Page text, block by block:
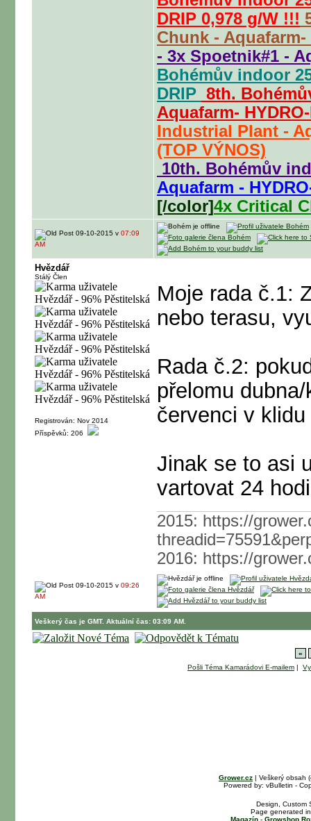
DRIP 0,978 g/W !!!
Chunk - Aquafarm-
- 3x Spoetnik#1 -
Bohémův indoor
DRIP 8th.
Aquafarm-
Industrial Plant -
(TOP VÝNOS)
10th. Bohémův
Aquafarm -
[/color]4x Critical
09-10-2015 v 07:09
AM
Hvězdář
Stálý Člen
Registrován: Nov 2014
Příspěvků: 206
Moje rada č.1:
nebo terasu,
Rada č.2:
přelomu
červenci v
Jinak se to asi
vartovat 24
2015: https://
2016: https://
09-10-2015 v 09:26
AM
Veškerý čas je GMT. Aktuální čas: 03:09 AM.
«
Pošli Téma Kamarádovi E-mailem |
Grower.cz | Veškerý obsah
Powered by: vBulletin -
Design, Custom
Page generated
Magazín- Growshop